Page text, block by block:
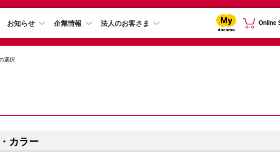
お知らせ 企業情報 法人のお客さま Online
選択
カラー